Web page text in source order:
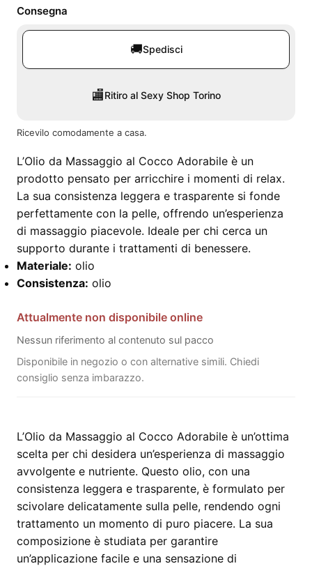
Consegna
🚚Spedisci
🏬Ritiro al Sexy Shop Torino
Ricevilo comodamente a casa.
L’Olio da Massaggio al Cocco Adorabile è un
prodotto pensato per arricchire i momenti di relax.
La sua consistenza leggera e trasparente si fonde
perfettamente con la pelle, offrendo un’esperienza
di massaggio piacevole. Ideale per chi cerca un
supporto durante i trattamenti di benessere.
Materiale: olio
Consistenza: olio
Attualmente non disponibile online
Nessun riferimento al contenuto sul pacco
Disponibile in negozio o con alternative simili. Chiedi
consiglio senza imbarazzo.
L’Olio da Massaggio al Cocco Adorabile è un’ottima
scelta per chi desidera un’esperienza di massaggio
avvolgente e nutriente. Questo olio, con una
consistenza leggera e trasparente, è formulato per
scivolare delicatamente sulla pelle, rendendo ogni
trattamento un momento di puro piacere. La sua
composizione è studiata per garantire
un’applicazione facile e una sensazione di